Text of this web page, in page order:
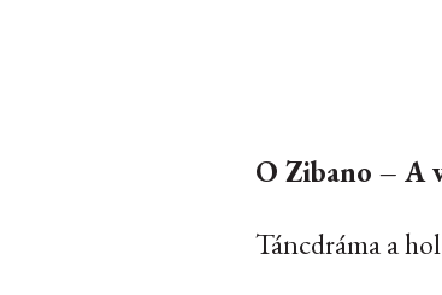
O Zibano – A
Táncdráma a